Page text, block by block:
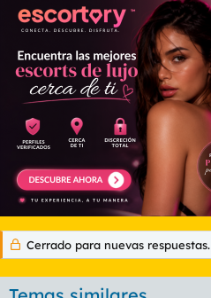
Cerrado para nuevas respuestas.